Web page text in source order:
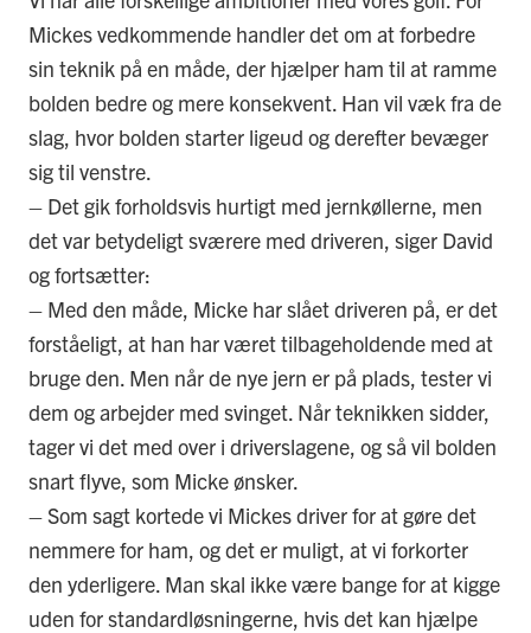
Mickes vedkommende handler det om at forbedre
sin teknik på en måde, der hjælper ham til at ramme
bolden bedre og mere konsekvent. Han vil væk fra de
slag, hvor bolden starter ligeud og derefter bevæger
sig til venstre.
– Det gik forholdsvis hurtigt med jernkøllerne, men
det var betydeligt sværere med driveren, siger David
og fortsætter:
– Med den måde, Micke har slået driveren på, er det
forståeligt, at han har været tilbageholdende med at
bruge den. Men når de nye jern er på plads, tester vi
dem og arbejder med svinget. Når teknikken sidder,
tager vi det med over i driverslagene, og så vil bolden
snart flyve, som Micke ønsker.
– Som sagt kortede vi Mickes driver for at gøre det
nemmere for ham, og det er muligt, at vi forkorter
den yderligere. Man skal ikke være bange for at kigge
uden for standardløsningerne, hvis det kan hjælpe